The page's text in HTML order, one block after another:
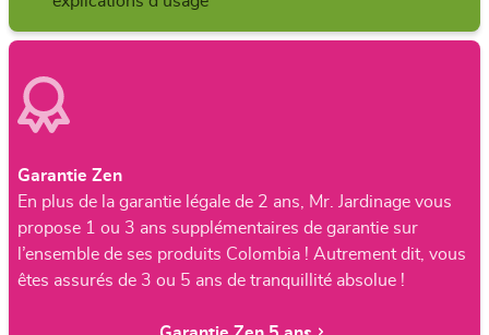
Garantie Zen
En plus de la garantie légale de 2 ans, Mr. Jardinage vous
propose 1 ou 3 ans supplémentaires de garantie sur
l’ensemble de ses produits Colombia ! Autrement dit, vous
êtes assurés de 3 ou 5 ans de tranquillité absolue !